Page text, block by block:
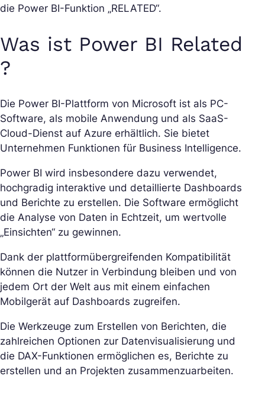
die Power BI-Funktion „RELATED“.
Was ist Power BI Related
?
Die Power BI-Plattform von Microsoft ist als PC-
Software, als mobile Anwendung und als SaaS-
Cloud-Dienst auf Azure erhältlich. Sie bietet
Unternehmen Funktionen für Business Intelligence.
Power BI wird insbesondere dazu verwendet,
hochgradig interaktive und detaillierte Dashboards
und Berichte zu erstellen. Die Software ermöglicht
die Analyse von Daten in Echtzeit, um wertvolle
„Einsichten“ zu gewinnen.
Dank der plattformübergreifenden Kompatibilität
können die Nutzer in Verbindung bleiben und von
jedem Ort der Welt aus mit einem einfachen
Mobilgerät auf Dashboards zugreifen.
Die Werkzeuge zum Erstellen von Berichten, die
zahlreichen Optionen zur Datenvisualisierung und
die DAX-Funktionen ermöglichen es, Berichte zu
erstellen und an Projekten zusammenzuarbeiten.